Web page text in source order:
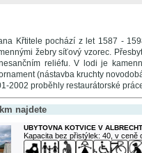
Křtitele pochází z let 1587 -
žebry síťový vzorec.
reliéfu. V lodi je
(nástavba kruchty
2002 proběhly restaurátorské
najdete
UBYTOVNA KOTVICE V
Kapacita bez přistýlek: 40, v ceně